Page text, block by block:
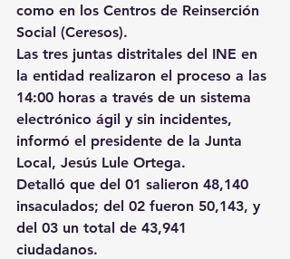
como en los Centros de Reinserción
Social (Ceresos).
Las tres juntas distritales del INE en
la entidad realizaron el proceso a las
14:00 horas a través de un sistema
electrónico ágil y sin incidentes,
informó el presidente de la Junta
Local, Jesús Lule Ortega.
Detalló que del 01 salieron 48,140
insaculados; del 02 fueron 50,143, y
del 03 un total de 43,941
ciudadanos.